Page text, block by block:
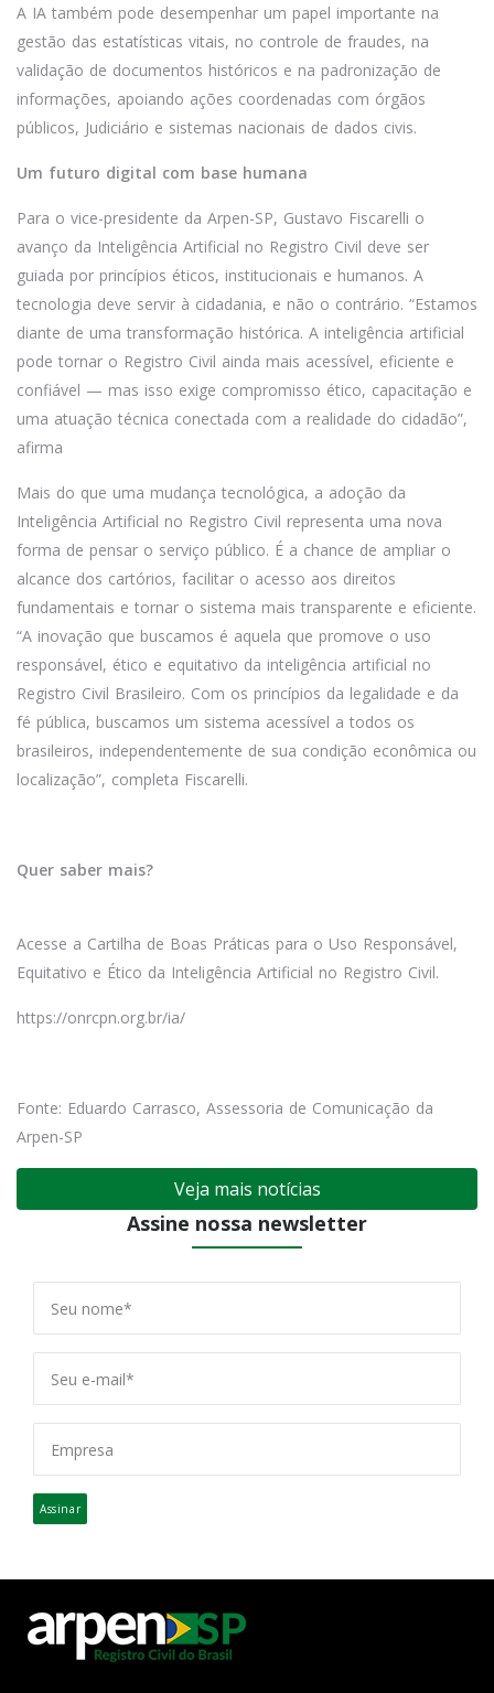
A IA também pode desempenhar um papel importante na
gestão das estatísticas vitais, no controle de fraudes, na
validação de documentos históricos e na padronização de
informações, apoiando ações coordenadas com órgãos
públicos, Judiciário e sistemas nacionais de dados civis.
Um futuro digital com base humana
Para o vice-presidente da Arpen-SP, Gustavo Fiscarelli o
avanço da Inteligência Artificial no Registro Civil deve ser
guiada por princípios éticos, institucionais e humanos. A
tecnologia deve servir à cidadania, e não o contrário. “Estamos
diante de uma transformação histórica. A inteligência artificial
pode tornar o Registro Civil ainda mais acessível, eficiente e
confiável — mas isso exige compromisso ético, capacitação e
uma atuação técnica conectada com a realidade do cidadão”,
afirma
Mais do que uma mudança tecnológica, a adoção da
Inteligência Artificial no Registro Civil representa uma nova
forma de pensar o serviço público. É a chance de ampliar o
alcance dos cartórios, facilitar o acesso aos direitos
fundamentais e tornar o sistema mais transparente e eficiente.
“A inovação que buscamos é aquela que promove o uso
responsável, ético e equitativo da inteligência artificial no
Registro Civil Brasileiro. Com os princípios da legalidade e da
fé pública, buscamos um sistema acessível a todos os
brasileiros, independentemente de sua condição econômica ou
localização”, completa Fiscarelli.
Quer saber mais?
Acesse a Cartilha de Boas Práticas para o Uso Responsável,
Equitativo e Ético da Inteligência Artificial no Registro Civil.
https://onrcpn.org.br/ia/
Fonte: Eduardo Carrasco, Assessoria de Comunicação da
Arpen-SP
Veja mais notícias
Assine nossa newsletter
Assinar